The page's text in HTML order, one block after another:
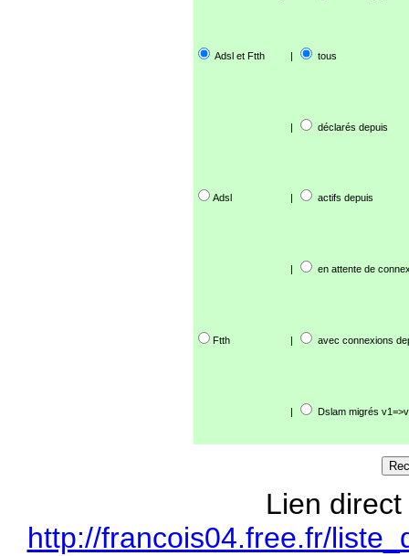
Adsl et Ftth | tous
| déclarés depuis
Adsl | actifs depuis
| en attente de
Ftth | avec connexions
| Dslam migrés
Lien
http://francois04.free.fr/